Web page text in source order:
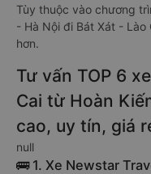
Tùy thuộc vào chương
- Hà Nội đi Bát Xát -
hơn.
Tư vấn TOP 6
Cai từ Hoàn
cao, uy tín, giá
null
🚌 1. Xe Newstar